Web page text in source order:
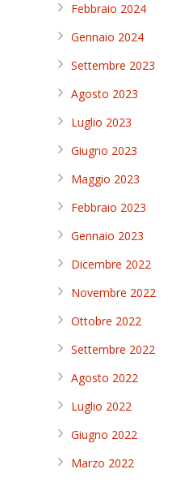
Febbraio 2024
Gennaio 2024
Settembre 2023
Agosto 2023
Luglio 2023
Giugno 2023
Maggio 2023
Febbraio 2023
Gennaio 2023
Dicembre 2022
Novembre 2022
Ottobre 2022
Settembre 2022
Agosto 2022
Luglio 2022
Giugno 2022
Marzo 2022